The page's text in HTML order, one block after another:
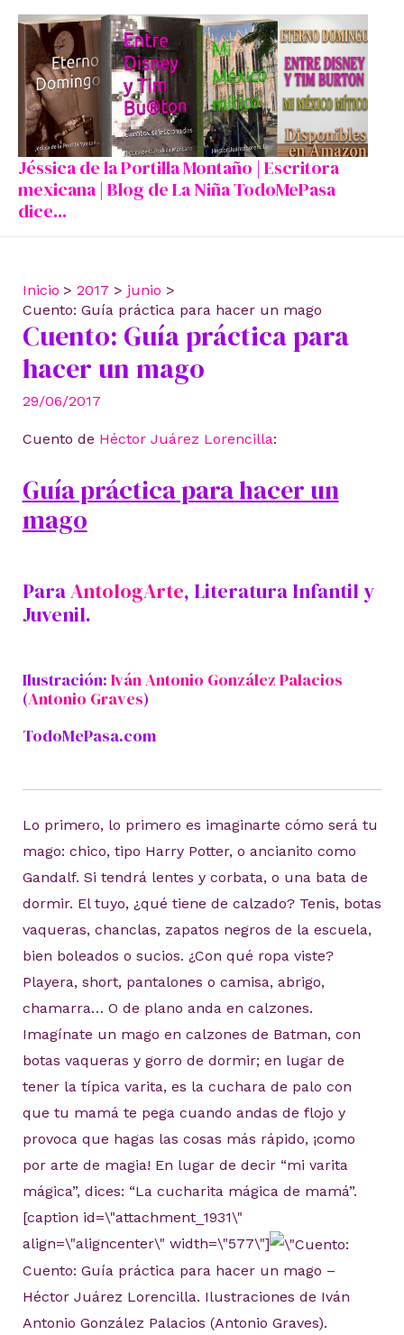
contenido
Jéssica de la Portilla Montaño | Escritora
mexicana | Blog de La Niña TodoMePasa
dice...
Inicio 2017
junio
Cuento: Guía práctica para hacer un mago
Cuento: Guía práctica para
hacer un mago
29/06/2017
Cuento de Héctor Juárez Lorencilla:
Guía práctica para hacer un
mago
ParaAntologArte, Literatura Infantil y
Juvenil.
Ilustración: Iván Antonio González Palacios
(Antonio Graves)
TodoMePasa.com
Lo primero, lo primero es imaginarte cómo será tu
mago: chico, tipo Harry Potter, o ancianito como
Gandalf. Si tendrá lentes y corbata, o una bata de
dormir. El tuyo, ¿qué tiene de calzado? Tenis, botas
vaqueras, chanclas, zapatos negros de la escuela,
bien boleados o sucios. ¿Con qué ropa viste?
Playera, short, pantalones o camisa, abrigo,
chamarra… O de plano anda en calzones.
Imagínate un mago en calzones de Batman, con
botas vaqueras y gorro de dormir; en lugar de
tener la típica varita, es la cuchara de palo con
que tu mamá te pega cuando andas de flojo y
provoca que hagas las cosas más rápido, ¡como
por arte de magia! En lugar de decir “mi varita
mágica”, dices: “La cucharita mágica de mamá”.
[caption id=\"attachment_1931\"
align=\"aligncenter\" width=\"577\"]
Cuento: Guía práctica para hacer un mago –
Héctor Juárez Lorencilla. Ilustraciones de Iván
Antonio González Palacios (Antonio Graves).